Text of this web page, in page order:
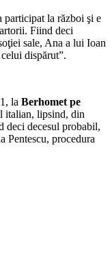
participat la război şi e
Fiind deci
sale, Ana a lui Ioan
dispărut”.
la Berhomet pe
italian, lipsind, din
deci decesul probabil,
Pentescu, procedura